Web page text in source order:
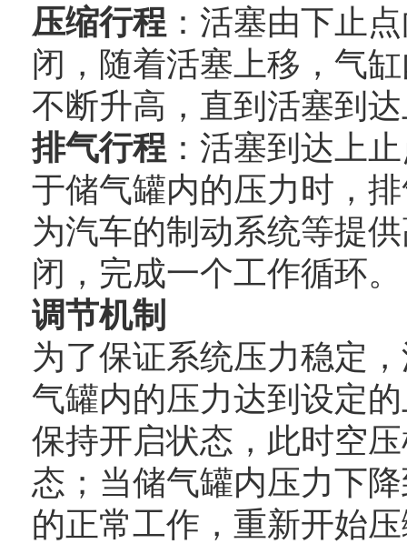
压缩行程 ：活塞由下止
闭，随着活塞上移，气
不断升高，直到活塞到
排气行程 ：活塞到达上
于储气罐内的压力时，
为汽车的制动系统等提
闭，完成一个工作循环。
调节机制
为了保证系统压力稳定
气罐内的压力达到设定
保持开启状态，此时空
态；当储气罐内压力下
的正常工作，重新开始